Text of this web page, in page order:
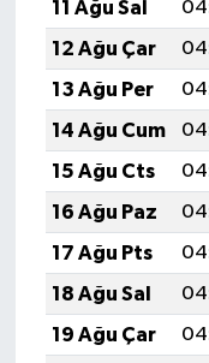
11 Ağu Sal
12 Ağu Çar
13 Ağu Per
14 Ağu Cum
15 Ağu Cts
16 Ağu Paz
17 Ağu Pts
18 Ağu Sal
19 Ağu Çar